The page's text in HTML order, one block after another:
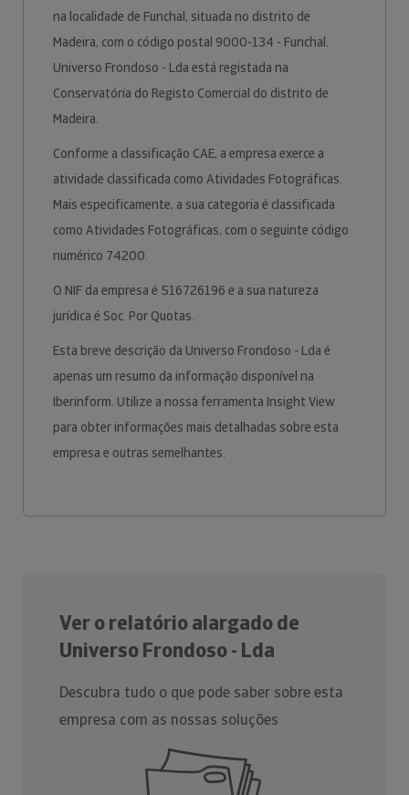
na localidade de Funchal, situada no distrito de
Madeira, com o código postal 9000-134 - Funchal.
Universo Frondoso - Lda está registada na
Conservatória do Registo Comercial do distrito de
Madeira.
Conforme a classificação CAE, a empresa exerce a
atividade classificada como Atividades Fotográficas.
Mais especificamente, a sua categoria é classificada
como Atividades Fotográficas, com o seguinte código
numérico 74200.
O NIF da empresa é 516726196 e a sua natureza
jurídica é Soc. Por Quotas.
Esta breve descrição da Universo Frondoso - Lda é
apenas um resumo da informação disponível na
Iberinform. Utilize a nossa ferramenta Insight View
para obter informações mais detalhadas sobre esta
empresa e outras semelhantes.
Ver o relatório alargado de
Universo Frondoso - Lda
Descubra tudo o que pode saber sobre esta
empresa com as nossas soluções